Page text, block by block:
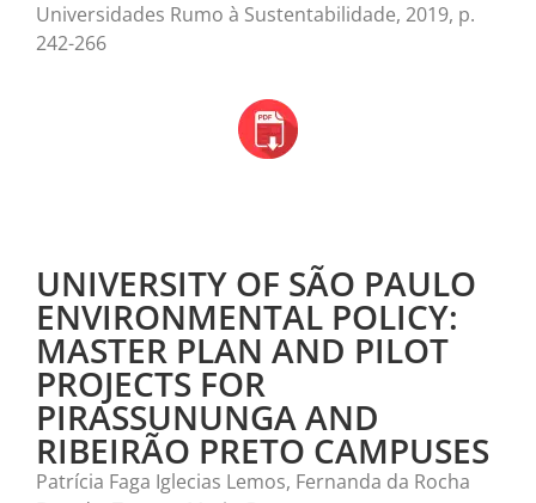
Universidades Rumo à Sustentabilidade, 2019, p.
242-266
UNIVERSITY OF SÃO PAULO
ENVIRONMENTAL POLICY:
MASTER PLAN AND PILOT
PROJECTS FOR
PIRASSUNUNGA AND
RIBEIRÃO PRETO CAMPUSES
Patrícia Faga Iglecias Lemos, Fernanda da Rocha